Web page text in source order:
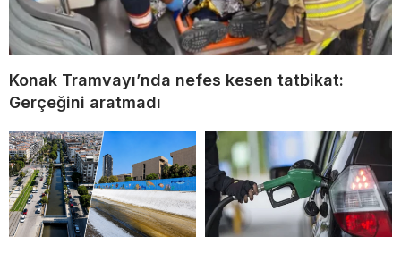
Konak Tramvayı’nda nefes kesen tatbikat:
Gerçeğini aratmadı